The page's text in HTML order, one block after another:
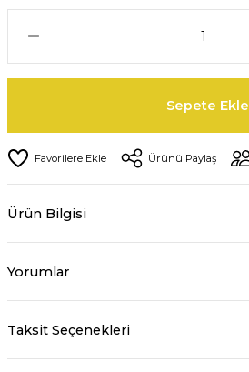
Sepete Ekle
Ürünü Paylaş
Ürün Bilgisi
Yorumlar
Taksit Seçenekleri